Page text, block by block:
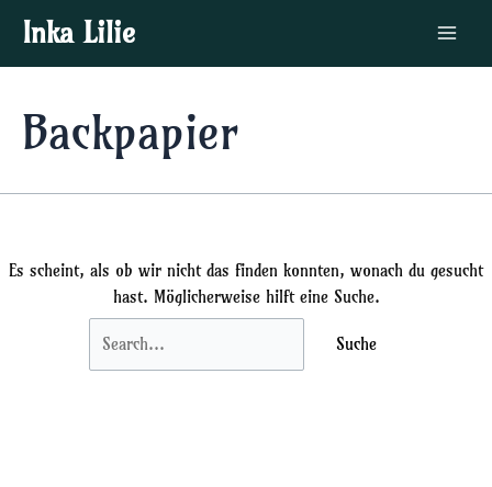
Inhalt
springen
Inka Lilie
Main
Menu
Backpapier
Es scheint, als ob wir nicht das finden konnten, wonach du gesucht
hast. Möglicherweise hilft eine Suche.
nach: